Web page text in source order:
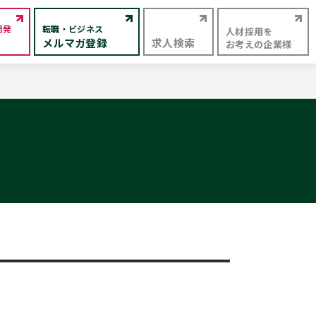
発 転職・ビジネス
メルマガ登録 求人検索
人材採用を
お考えの企業様